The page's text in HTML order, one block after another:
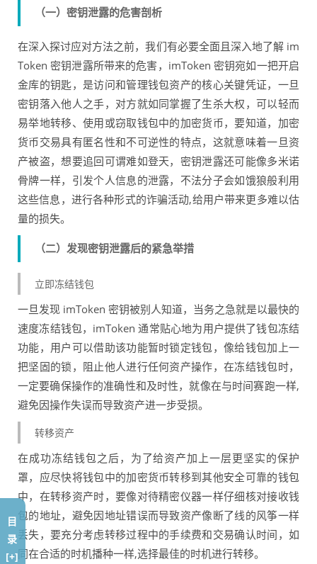
（一）密钥泄露的危害剖析
在深入探讨应对方法之前，我们有必要全面且深入地了解 im
Token 密钥泄露所带来的危害，imToken 密钥宛如一把开启
金库的钥匙，是访问和管理钱包资产的核心关键凭证，一旦
密钥落入他人之手，对方就如同掌握了生杀大权，可以轻而
易举地转移、使用或窃取钱包中的加密货币，要知道，加密
货币交易具有匿名性和不可逆性的特点，这就意味着一旦资
产被盗，想要追回可谓难如登天，密钥泄露还可能像多米诺
骨牌一样，引发个人信息的泄露，不法分子会如饿狼般利用
这些信息，进行各种形式的诈骗活动,给用户带来更多难以估
量的损失。
（二）发现密钥泄露后的紧急举措
立即冻结钱包
一旦发现 imToken 密钥被别人知道，当务之急就是以最快的
速度冻结钱包，imToken 通常贴心地为用户提供了钱包冻结
功能，用户可以借助该功能暂时锁定钱包，像给钱包加上一
把坚固的锁，阻止他人进行任何资产操作，在冻结钱包时，
一定要确保操作的准确性和及时性，就像在与时间赛跑一样,
避免因操作失误而导致资产进一步受损。
转移资产
在成功冻结钱包之后，为了给资产加上一层更坚实的保护
罩，应尽快将钱包中的加密货币转移到其他安全可靠的钱包
中，在转移资产时，要像对待精密仪器一样仔细核对接收钱
包的地址，避免因地址错误而导致资产像断了线的风筝一样
丢失，要充分考虑转移过程中的手续费和交易确认时间，如
同在合适的时机播种一样,选择最佳的时机进行转移。
目
录
[+]